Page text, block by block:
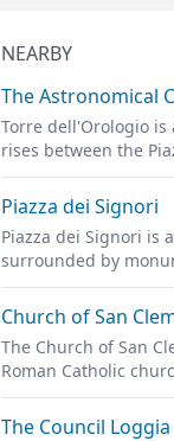
NEARBY
The Astronomical
Torre dell'Orologio is
rises between the
dei Signori,
Carrarese era in
Piazza dei Signori
Piazza dei Signori is
surrounded by
of the grand living
Church of San
The Church of San
Roman Catholic
overlooking the
The Council Loggia